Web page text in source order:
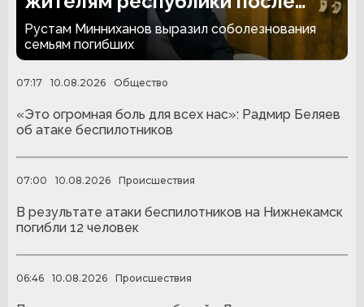
атаки БПЛА на Нижнекамск
Рустам Минниханов выразил соболезнования
семьям погибших
07:17 10.08.2026 Общество
«Это огромная боль для всех нас»: Радмир Беляев
об атаке беспилотников
07:00 10.08.2026 Происшествия
В результате атаки беспилотников на Нижнекамск
погибли 12 человек
06:46 10.08.2026 Происшествия